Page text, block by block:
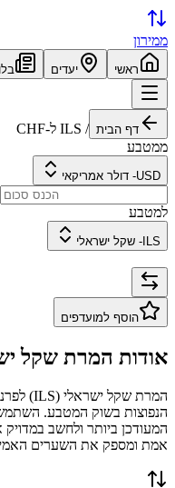
ממירון
ראשי יעדים
דף הבית /
ILS ל-CHF
ממטבע
USD
- דולר אמריקאי
למטבע
ILS
- שקל ישראלי
הוסף למועדפים
אודות המרת שקל
המרת שקל ישראלי (
ILS) ל
הנפוצות בשוק המטבע.
המעודכן ביותר ולחשב
אמת ומספק את השערים